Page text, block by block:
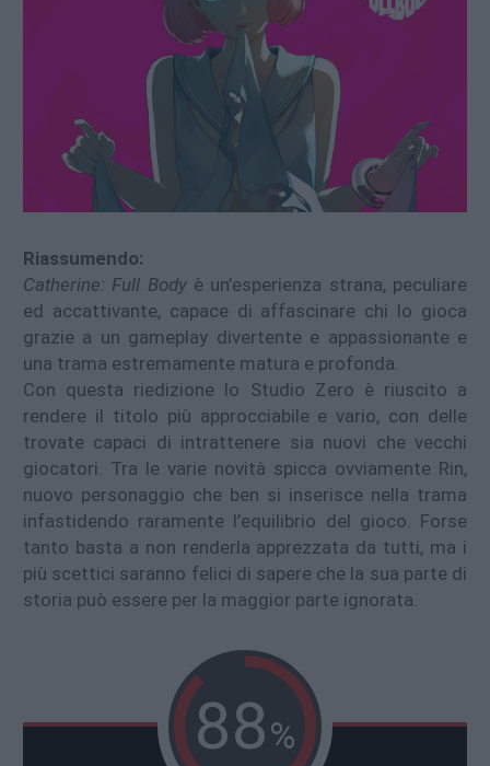
Riassumendo:
Catherine: Full Bodyè un’esperienza strana, peculiare
ed accattivante, capace di affascinare chi lo gioca
grazie a un gameplay divertente e appassionante e
una trama estremamente matura e profonda.
Con questa riedizione lo Studio Zero è riuscito a
rendere il titolo più approcciabile e vario, con delle
trovate capaci di intrattenere sia nuovi che vecchi
giocatori. Tra le varie novità spicca ovviamente Rin,
nuovo personaggio che ben si inserisce nella trama
infastidendo raramente l’equilibrio del gioco. Forse
tanto basta a non renderla apprezzata da tutti, ma i
più scettici saranno felici di sapere che la sua parte di
storia può essere per la maggior parte ignorata.
88%